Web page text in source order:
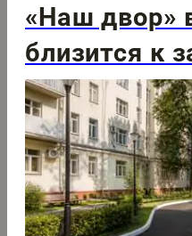
«Наш двор»
близится к